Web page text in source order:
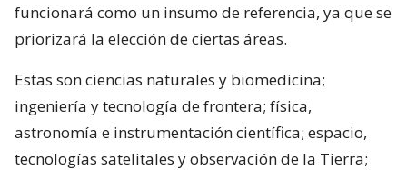
funcionará como un insumo de referencia, ya que se
priorizará la elección de ciertas áreas.
Estas son ciencias naturales y biomedicina;
ingeniería y tecnología de frontera; física,
astronomía e instrumentación científica; espacio,
tecnologías satelitales y observación de la Tierra;